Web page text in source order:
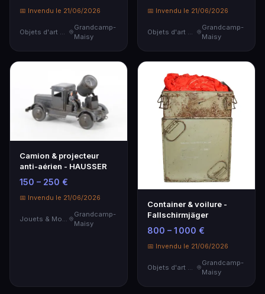
📅 Invendu le 21/06/2026
Objets d'art & Curiosités
Grandcamp-
Maisy
📅 Invendu le 21/06/2026
Objets d'art & Curiosités
Grandcamp-
Maisy
Camion & projecteur
anti-aérien - HAUSSER
150 – 250 €
📅 Invendu le 21/06/2026
Jouets & Modélisme
Grandcamp-
Maisy
Container & voilure -
Fallschirmjäger
800 – 1 000 €
📅 Invendu le 21/06/2026
Objets d'art & Curiosités
Grandcamp-
Maisy